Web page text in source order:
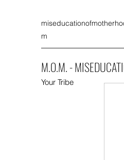
m
M.O.M. -
Your Tribe